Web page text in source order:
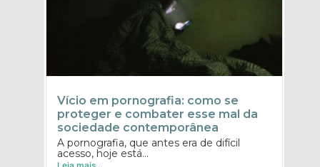
Vício em pornografia: como se
proteger e combater esse mal da
sociedade contemporânea
A pornografia, que antes era de difícil
acesso, hoje está...